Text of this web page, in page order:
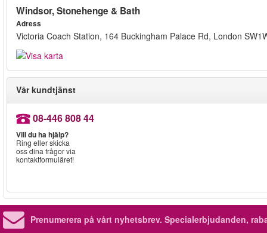
Windsor, Stonehenge & Bath
Adress
Victoria Coach Station, 164 Buckingham Palace Rd, London
Vår kundtjänst
08-446 808 44
Vill du ha hjälp?
Ring eller skicka
oss dina frågor via
kontaktformuläret!
Prenumerera på vårt nyhetsbrev. Specialerbjudanden,